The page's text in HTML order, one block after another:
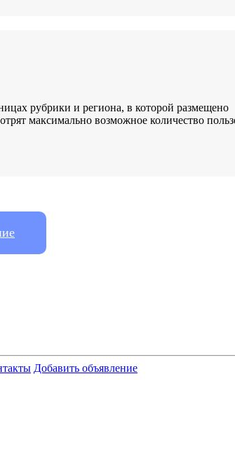
рубрики и региона, в которой размещено
максимально возможное количество
Добавить объявление